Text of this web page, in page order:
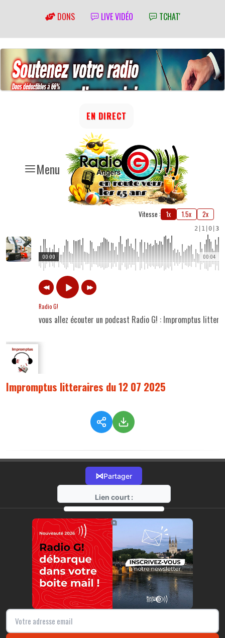
DONS LIVE VIDÉO TCHAT'
Menu
EN DIRECT
Vitesse : 1x 1.5x 2x
2 1 0 3
00:04
00:00
Radio G!
vous allez écouter un podcast Radio G! : Impromptus
Impromptus litteraires du 12 07 2025
⋈Partager
Lien court :
https://radio-g.fr?18168
⧉